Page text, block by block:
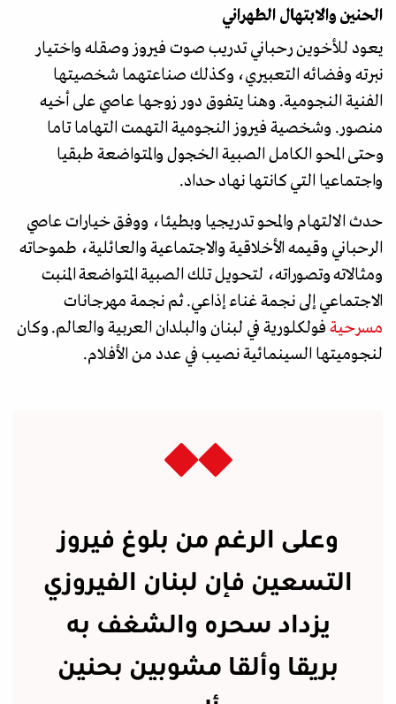
الحنين والابتهال الطهراني
يعود للأخوين رحباني تدريب صوت فيروز وصقله واختيار
نبرته وفضائه التعبيري، وكذلك صناعتهما شخصيتها
الفنية النجومية. وهنا يتفوق دور زوجها عاصي على أخيه
منصور. وشخصية فيروز النجومية التهمت التهاما تاما
وحتى المحو الكامل الصبية الخجول والمتواضعة طبقيا
واجتماعيا التي كانتها نهاد حداد.
حدث الالتهام والمحو تدريجيا وبطيئا، ووفق خيارات عاصي
الرحباني وقيمه الأخلاقية والاجتماعية والعائلية، طموحاته
ومثالاته وتصوراته، لتحويل تلك الصبية المتواضعة المنبت
الاجتماعي إلى نجمة غناء إذاعي. ثم نجمة مهرجانات
مسرحية فولكلورية في لبنان والبلدان العربية والعالم. وكان
لنجوميتها السينمائية نصيب في عدد من الأفلام.
وعلى الرغم من بلوغ فيروز
التسعين فإن لبنان الفيروزي
يزداد سحره والشغف به
بريقا وألقا مشوبين بحنين